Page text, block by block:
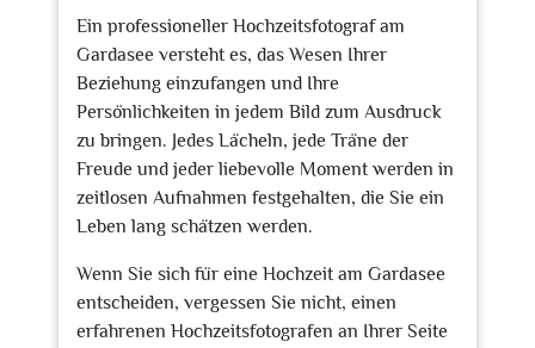
Ein professioneller Hochzeitsfotograf am
Gardasee versteht es, das Wesen Ihrer
Beziehung einzufangen und Ihre
Persönlichkeiten in jedem Bild zum Ausdruck
zu bringen. Jedes Lächeln, jede Träne der
Freude und jeder liebevolle Moment werden in
zeitlosen Aufnahmen festgehalten, die Sie ein
Leben lang schätzen werden.
Wenn Sie sich für eine Hochzeit am Gardasee
entscheiden, vergessen Sie nicht, einen
erfahrenen Hochzeitsfotografen an Ihrer Seite